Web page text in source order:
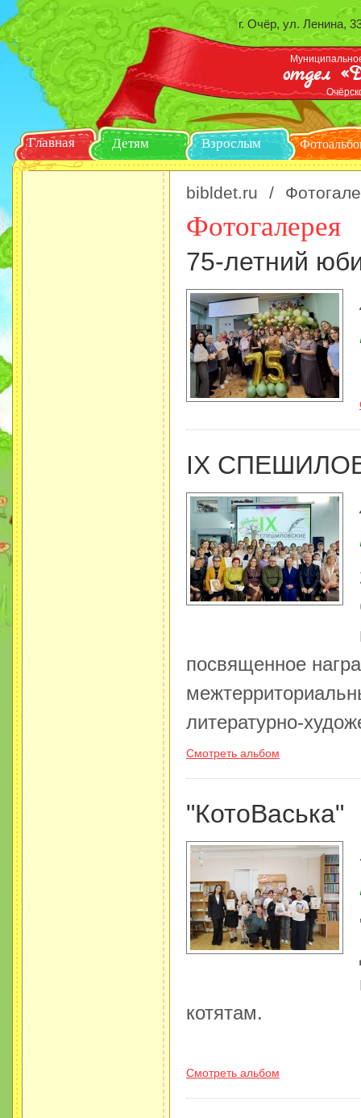
отдел
г. Очёр, ул. Ленина,
Главная Детям Взрослым
bibldet.ru /
Фотогалерея
75-летний
IX
посвященное
литературно-
Смотреть альбом
"КотоВаська"
котятам.
Смотреть альбом